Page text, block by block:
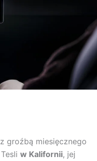
groźbą miesięcznego
w Kalifornii, jej